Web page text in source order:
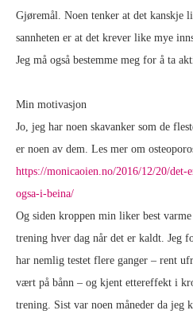
Gjøremål. Noen tenker at det kanskje
sannheten er at det krever like mye
Jeg må også bestemme meg for å ta
Min motivasjon
Jo, jeg har noen skavanker som de
er noen av dem. Les mer om
https://monicaoien.no/2016/12/20/
ogsa-i-beina/
Og siden kroppen min liker best
trening hver dag når det er kaldt. Jeg
har nemlig testet flere ganger – rent
vært på bånn – og kjent ettereffekt i
trening. Sist var noen måneder da jeg